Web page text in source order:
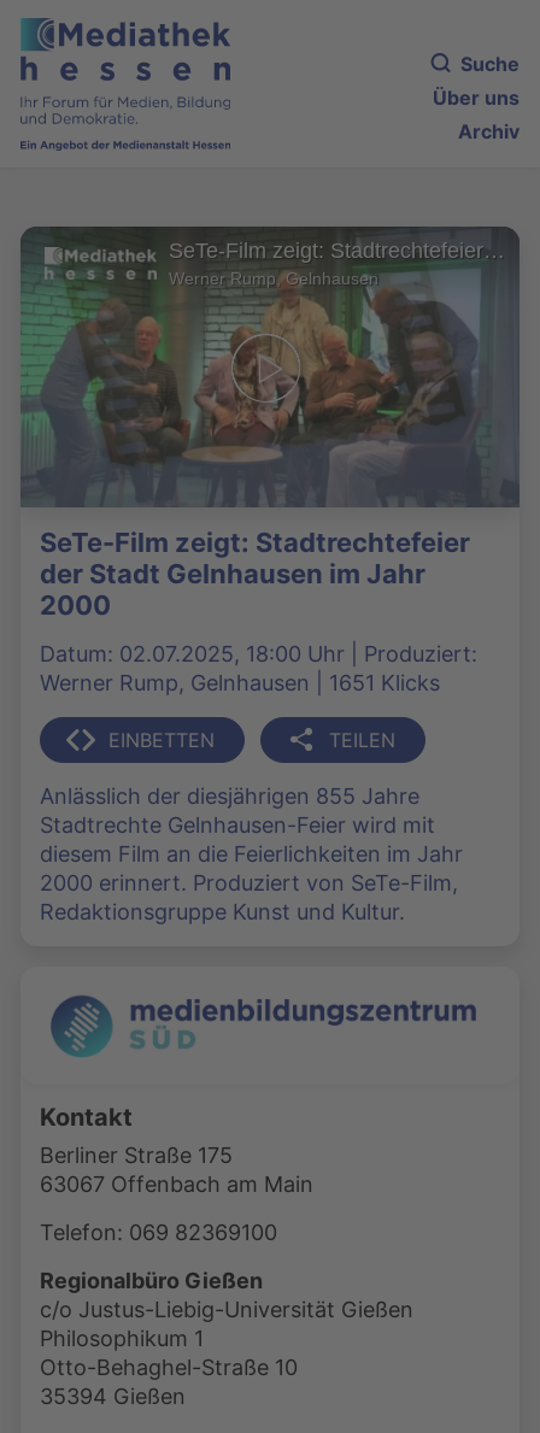
Suche
Über uns
Archiv
SeTe-Film zeigt: Stadtrechtefeier der Stadt Gelnhausen im Jahr 2000
Werner Rump, Gelnhausen
SeTe-Film zeigt: Stadtrechtefeier
der Stadt Gelnhausen im Jahr
2000
Datum: 02.07.2025, 18:00 Uhr | Produziert:
Werner Rump, Gelnhausen | 1651 Klicks
EINBETTEN TEILEN
Anlässlich der diesjährigen 855 Jahre
Stadtrechte Gelnhausen-Feier wird mit
diesem Film an die Feierlichkeiten im Jahr
2000 erinnert. Produziert von SeTe-Film,
Redaktionsgruppe Kunst und Kultur.
Kontakt
Berliner Straße 175
63067 Offenbach am Main
Telefon: 069 82369100
Regionalbüro Gießen
c/o Justus-Liebig-Universität Gießen
Philosophikum 1
Otto-Behaghel-Straße 10
35394 Gießen